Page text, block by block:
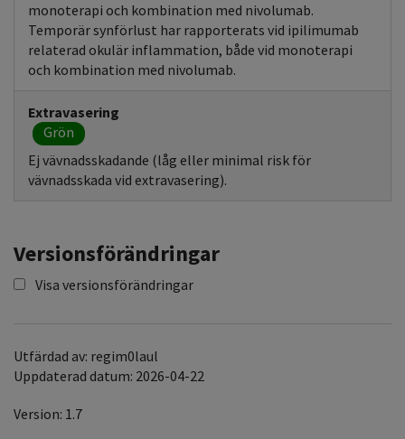
monoterapi och kombination med nivolumab.
Temporär synförlust har rapporterats vid ipilimumab
relaterad okulär inflammation, både vid monoterapi
och kombination med nivolumab.
Extravasering
Grön
Ej vävnadsskadande (låg eller minimal risk för
vävnadsskada vid extravasering).
Versionsförändringar
Visa versionsförändringar
Utfärdad av: regim0laul
Uppdaterad datum: 2026-04-22
Version: 1.7